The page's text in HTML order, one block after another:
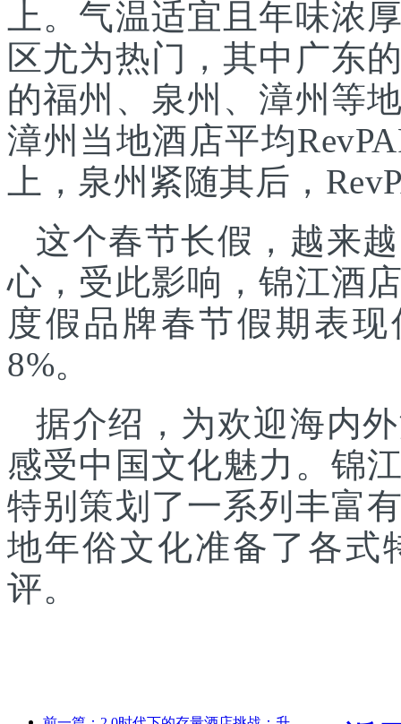
上。气温适宜且年味浓
区尤为热门，其中广东
的福州、泉州、漳州等
漳州当地酒店平均
上，泉州紧随其后，
这个春节长假，越来
心，受此影响，锦江酒
度假品牌春节假期表
8%。
据介绍，为欢迎海内
感受中国文化魅力。锦
特别策划了一系列丰富
地年俗文化准备了各式
评。